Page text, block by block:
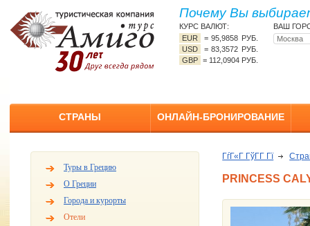
Почему Вы
КУРС ВАЛЮТ:
EUR
=95,9858 РУБ.
USD
=83,3572 РУБ.
GBP = 112,0904 РУБ.
ВАШ
СТРАНЫ ОНЛАЙН-БРОНИРОВАНИЕ
Туры в Грецию
О Греции
Города и курорты
Отели
ГѓГ«Г ГўГ­Г Гї
PRINCESS